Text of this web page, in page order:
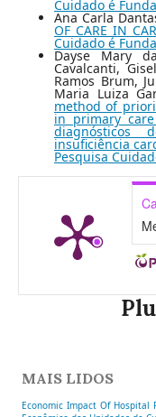
Cuidado é
Ana Carla
OF CARE IN
Cuidado é
Dayse Mary
Cavalcanti,
Ramos Brum,
Maria Luiza
method of
in primary
diagnósticos
insuficiência
Pesquisa
MAIS LIDOS
Economic Impact Of Hospital